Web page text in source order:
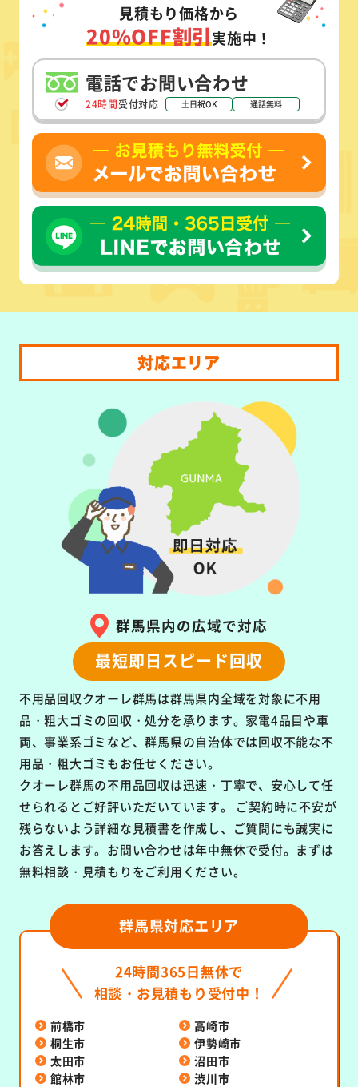
見積もり価格から
20%OFF割引実施中！
電話でお問い合わせ
24時間受付対応 土日祝OK 通話無料
対応エリア
群馬県内の広域で対応
最短即日スピード回収
不用品回収クオーレ群馬は群馬県内全域を対象に不用
品・粗大ゴミの回収・処分を承ります。 家電4品目や車
両、事業系ゴミなど、群馬県の自治体では回収不能な不
用品・粗大ゴミもお任せください。
クオーレ群馬の不用品回収は迅速・丁寧で、安心して任
せられるとご好評いただいています。
ご契約時に不安が
残らないよう詳細な見積書を作成し、ご質問にも誠実に
お答えします。お問い合わせは年中無休で受付。まずは
無料相談・見積もりをご利用ください。
群馬県対応エリア
24時間365日無休で
相談・お見積もり受付中！
前橋市
高崎市
桐生市
伊勢崎市
太田市
沼田市
館林市
渋川市